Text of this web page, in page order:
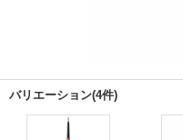
バリエーション(4件)